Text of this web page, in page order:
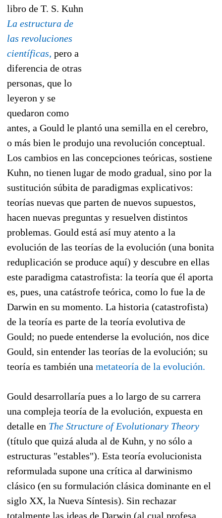
libro de T. S. Kuhn
La estructura de
las revoluciones
científicas, pero a
diferencia de otras
personas, que lo
leyeron y se
quedaron como
antes, a Gould le plantó una semilla en el cerebro,
o más bien le produjo una revolución conceptual.
Los cambios en las concepciones teóricas, sostiene
Kuhn, no tienen lugar de modo gradual, sino por la
sustitución súbita de paradigmas explicativos:
teorías nuevas que parten de nuevos supuestos,
hacen nuevas preguntas y resuelven distintos
problemas. Gould está así muy atento a la
evolución de las teorías de la evolución (una bonita
reduplicación se produce aquí) y descubre en ellas
este paradigma catastrofista: la teoría que él aporta
es, pues, una catástrofe teórica, como lo fue la de
Darwin en su momento. La historia (catastrofista)
de la teoría es parte de la teoría evolutiva de
Gould; no puede entenderse la evolución, nos dice
Gould, sin entender las teorías de la evolución; su
teoría es también una metateoría de la evolución.
Gould desarrollaría pues a lo largo de su carrera
una compleja teoría de la evolución, expuesta en
detalle en The Structure of Evolutionary Theory
(título que quizá aluda al de Kuhn, y no sólo a
estructuras "estables"). Esta teoría evolucionista
reformulada supone una crítica al darwinismo
clásico (en su formulación clásica dominante en el
siglo XX, la Nueva Síntesis). Sin rechazar
totalmente las ideas de Darwin (al cual profesa